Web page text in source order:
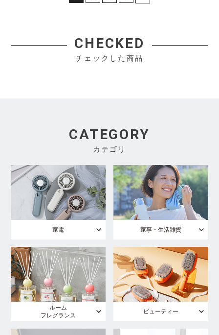
CHECKED
チェックした商品
CATEGORY
カテゴリ
家電 家事・生活雑貨
ルーム
フレグランス
ビューティー